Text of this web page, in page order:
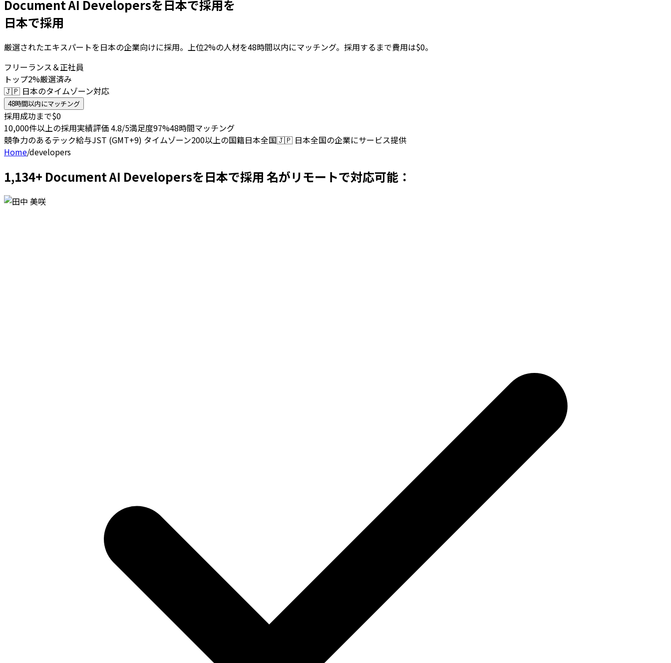
Document AI Developersを日本で採用を
日本で採用
厳選されたエキスパートを日本の企業向けに採用。上位2%の人材を48時間以内にマッチング。採用するまで費用は$0。
フリーランス＆正社員
トップ2%厳選済み
🇯🇵 日本のタイムゾーン対応
48時間以内にマッチング
採用成功まで$0
10,000件以上の採用実績評価 4.8/5満足度97%48時間マッチング
競争力のあるテック給与JST (GMT+9) タイムゾーン200以上の国籍日本全国🇯🇵 日本全国の企業にサービス提供
Home/developers
1,134+ Document AI Developersを日本で採用 名がリモートで対応可能：